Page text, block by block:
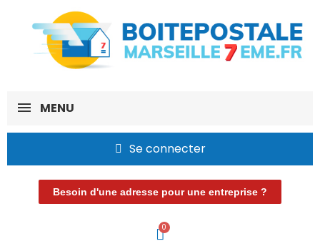
MENU
Se connecter
Besoin d'une adresse pour une entreprise ?